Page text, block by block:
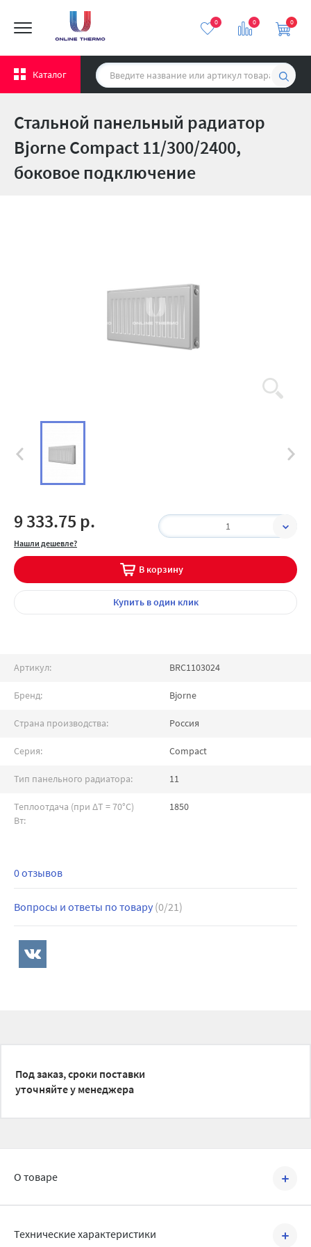
0 0
Каталог
0
Стальной панельный радиатор
Bjorne Compact 11/300/2400,
боковое подключение
9 333.75 р.
Нашли дешевле?
1
В корзину
Купитьв один клик
Артикул: BRC1103024
Бренд: Bjorne
Страна производства: Россия
Серия: Compact
Тип панельного радиатора: 11
Теплоотдача (при ∆T = 70°C)
Вт:
1850
0 отзывов
Вопросы и ответы по товару (0/21)
Под заказ, сроки поставки
уточняйте у менеджера
О товаре
Технические характеристики